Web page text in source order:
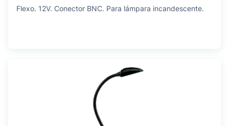
Flexo. 12V. Conector BNC. Para lámpara incandescente.